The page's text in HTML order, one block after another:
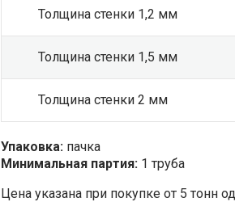
Толщина стенки 1,2 мм
Толщина стенки 1,5 мм
Толщина стенки 2 мм
Упаковка: пачка
Минимальная партия: 1 труба
Цена указана при покупке от 5 тонн